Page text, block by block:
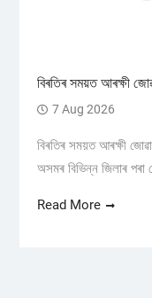
বিৰতিৰ সময়ত আৰক্ষী
7 Aug 2026
বিৰতিৰ সময়ত আৰক্ষী
অসমৰ বিভিন্ন জিলাৰ পৰা
Read More